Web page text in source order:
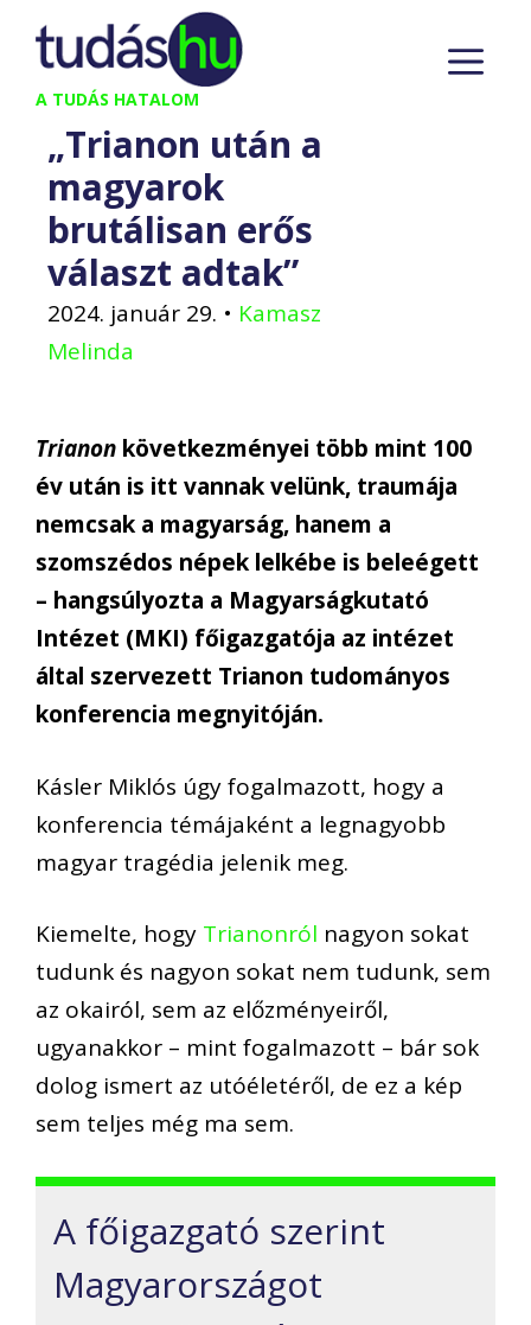
Kilépés
tartalomba
A TUDÁS HATALOM
„Trianon után a
magyarok
brutálisan erős
választ adtak”
2024. január 29. • Kamasz
Melinda
Trianon következményei több mint 100
év után is itt vannak velünk, traumája
nemcsak a magyarság, hanem a
szomszédos népek lelkébe is beleégett
– hangsúlyozta a Magyarságkutató
Intézet (MKI) főigazgatója az intézet
által szervezett Trianon tudományos
konferencia megnyitóján.
Kásler Miklós úgy fogalmazott, hogy a
konferencia témájaként a legnagyobb
magyar tragédia jelenik meg.
Kiemelte, hogy Trianonról nagyon sokat
tudunk és nagyon sokat nem tudunk, sem
az okairól, sem az előzményeiről,
ugyanakkor – mint fogalmazott – bár sok
dolog ismert az utóéletéről, de ez a kép
sem teljes még ma sem.
A főigazgató szerint
Magyarországot